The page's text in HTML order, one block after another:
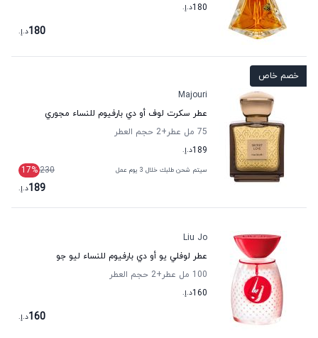
180د.إ.
180د.إ.
خصم خاص
Majouri
عطر سكرت لوف أو دي بارفيوم للنساء مجوري
75 مل عطر
+2
حجم العطر
189د.إ.
سيتم شحن طلبك خلال 3 يوم عمل 230
17%
189د.إ.
Liu Jo
عطر لوفلي يو أو دي بارفيوم للنساء ليو جو
100 مل عطر
+2
حجم العطر
160د.إ.
160د.إ.